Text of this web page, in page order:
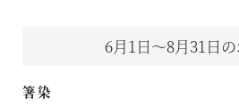
6月1日～8月31日
箸染